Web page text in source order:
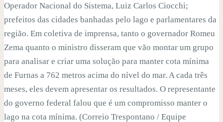
Operador Nacional do Sistema, Luiz Carlos Ciocchi;
prefeitos das cidades banhadas pelo lago e parlamentares da
região. Em coletiva de imprensa, tanto o governador Romeu
Zema quanto o ministro disseram que vão montar um grupo
para analisar e criar uma solução para manter cota mínima
de Furnas a 762 metros acima do nível do mar. A cada três
meses, eles devem apresentar os resultados. O representante
do governo federal falou que é um compromisso manter o
lago na cota mínima. (Correio Trespontano / Equipe